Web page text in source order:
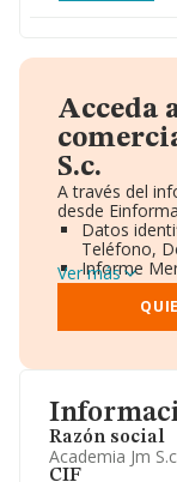
Razón social
Academia Jm
CIF
Acceda
S.c.
A través del
desde
Datos
Teléfono,
Informe
Gráficos de
Consejo
Directivos y
Información
Ver más